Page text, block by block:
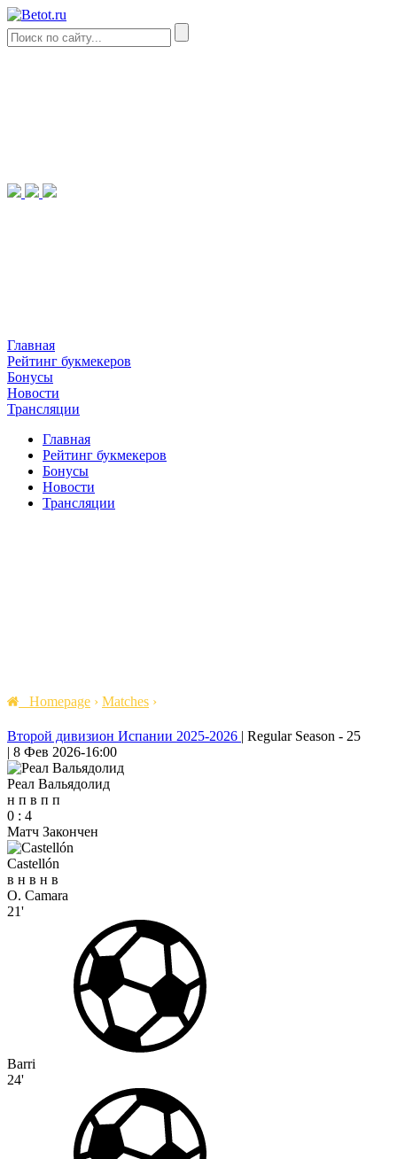
Главная
Рейтинг букмекеров
Бонусы
Новости
Трансляции
Главная
Рейтинг букмекеров
Бонусы
Новости
Трансляции
Homepage › Matches ›
Второй дивизион Испании 2025-2026 | Regular Season - 25
| 8 Фев 2026-16:00
Реал Вальядолид
н п в п п
0 : 4
Матч Закончен
Castellón
в н в н в
O. Camara
21'
Barri
24'